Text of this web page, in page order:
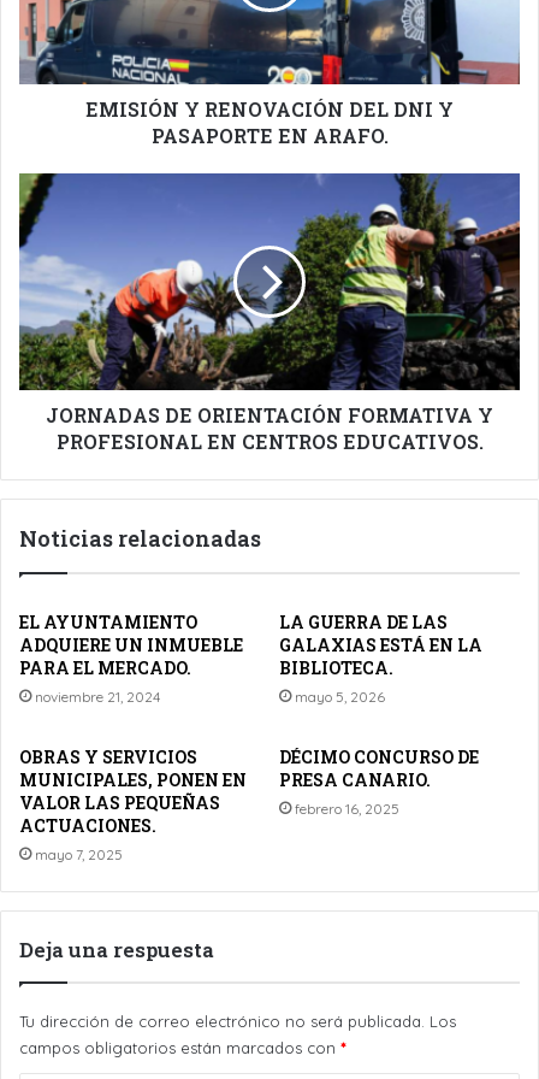
PASAPORTE
EN
ARAFO.
EMISIÓN Y RENOVACIÓN DEL DNI Y
PASAPORTE EN ARAFO.
JORNADAS
DE
ORIENTACIÓN
FORMATIVA
Y
PROFESIONAL
EN
CENTROS
EDUCATIVOS.
JORNADAS DE ORIENTACIÓN FORMATIVA Y
PROFESIONAL EN CENTROS EDUCATIVOS.
Noticias relacionadas
EL AYUNTAMIENTO
ADQUIERE UN INMUEBLE
PARA EL MERCADO.
noviembre 21, 2024
LA GUERRA DE LAS
GALAXIAS ESTÁ EN LA
BIBLIOTECA.
mayo 5, 2026
OBRAS Y SERVICIOS
MUNICIPALES, PONEN EN
VALOR LAS PEQUEÑAS
ACTUACIONES.
mayo 7, 2025
DÉCIMO CONCURSO DE
PRESA CANARIO.
febrero 16, 2025
Deja una respuesta
Tu dirección de correo electrónico no será publicada. Los
campos obligatorios están marcados con *